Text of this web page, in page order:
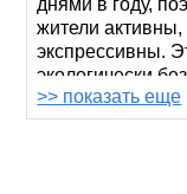
жители
экспрессивны.
экологически
вы ищете
портал RusDate
>> показать еще